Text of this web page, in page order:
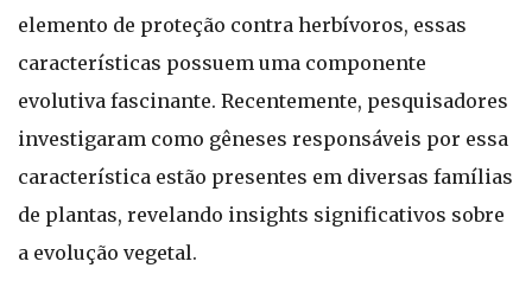
elemento de proteção contra herbívoros, essas
características possuem uma componente
evolutiva fascinante. Recentemente, pesquisadores
investigaram como gêneses responsáveis por essa
característica estão presentes em diversas famílias
de plantas, revelando insights significativos sobre
a evolução vegetal.